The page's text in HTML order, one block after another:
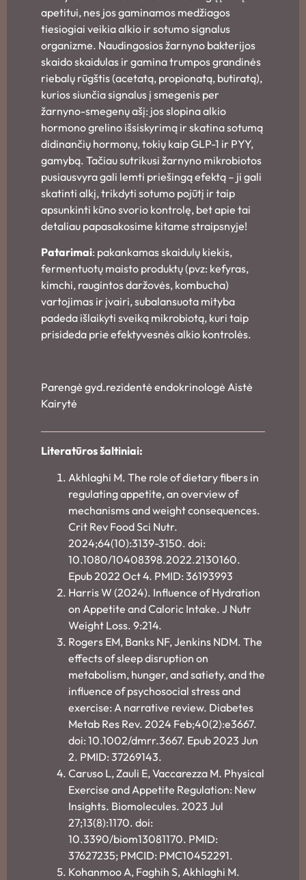
apetitui, nes jos gaminamos medžiagos
tiesiogiai veikia alkio ir sotumo signalus
organizme. Naudingosios žarnyno bakterijos
skaido skaidulas ir gamina trumpos grandinės
riebalų rūgštis (acetatą, propionatą, butiratą),
kurios siunčia signalus į smegenis per
žarnyno-smegenų ašį: jos slopina alkio
hormono grelino išsiskyrimą ir skatina sotumą
didinančių hormonų, tokių kaip GLP-1 ir PYY,
gamybą. Tačiau sutrikusi žarnyno mikrobiotos
pusiausvyra gali lemti priešingą efektą – ji gali
skatinti alkį, trikdyti sotumo pojūtį ir taip
apsunkinti kūno svorio kontrolę, bet apie tai
detaliau papasakosime kitame straipsnyje!
Patarimai: pakankamas skaidulų kiekis,
fermentuotų maisto produktų (pvz: kefyras,
kimchi, raugintos daržovės, kombucha)
vartojimas ir įvairi, subalansuota mityba
padeda išlaikyti sveiką mikrobiotą, kuri taip
prisideda prie efektyvesnės alkio kontrolės.
Parengė gyd.rezidentė endokrinologė Aistė
Kairytė
Literatūros šaltiniai:
Akhlaghi M. The role of dietary fibers in
regulating appetite, an overview of
mechanisms and weight consequences.
Crit Rev Food Sci Nutr.
2024;64(10):3139-3150. doi:
10.1080/10408398.2022.2130160.
Epub 2022 Oct 4. PMID: 36193993
Harris W (2024). Influence of Hydration
on Appetite and Caloric Intake. J Nutr
Weight Loss. 9:214.
Rogers EM, Banks NF, Jenkins NDM. The
effects of sleep disruption on
metabolism, hunger, and satiety, and the
influence of psychosocial stress and
exercise: A narrative review. Diabetes
Metab Res Rev. 2024 Feb;40(2):e3667.
doi: 10.1002/dmrr.3667. Epub 2023 Jun
2. PMID: 37269143.
Caruso L, Zauli E, Vaccarezza M. Physical
Exercise and Appetite Regulation: New
Insights. Biomolecules. 2023 Jul
27;13(8):1170. doi:
10.3390/biom13081170. PMID:
37627235; PMCID: PMC10452291.
Kohanmoo A, Faghih S, Akhlaghi M.